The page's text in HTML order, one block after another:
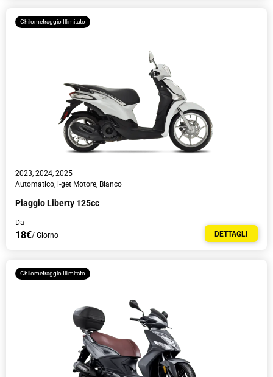
Chilometraggio Illimitato
2023, 2024, 2025
Automaticο, i-get Motore, Bianco
Piaggio Liberty 125cc
Da
18€/ Giorno DETTAGLI
Chilometraggio Illimitato